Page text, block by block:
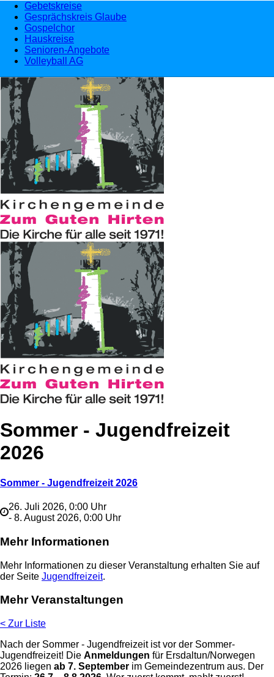
Gebetskreise
Gesprächskreis Glaube
Gospelchor
Hauskreise
Senioren-Angebote
Volleyball AG
Sommer - Jugendfreizeit
2026
Sommer - Jugendfreizeit 2026
26. Juli 2026, 0:00 Uhr
- 8. August 2026, 0:00 Uhr
Mehr Informationen
Mehr Informationen zu dieser Veranstaltung erhalten Sie auf
der Seite Jugendfreizeit.
Mehr Veranstaltungen
< Zur Liste
Nach der Sommer - Jugendfreizeit ist vor der Sommer-
Jugendfreizeit! Die Anmeldungen für Ersdaltun/Norwegen
2026 liegen ab 7. September im Gemeindezentrum aus. Der